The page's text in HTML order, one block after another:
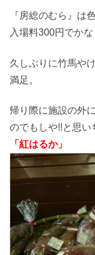
『房総のむら』は
入場料300円でかな
久しぶりに竹馬や
満足。
帰り際に施設の外
のでもしや!!と思い
「紅はるか」